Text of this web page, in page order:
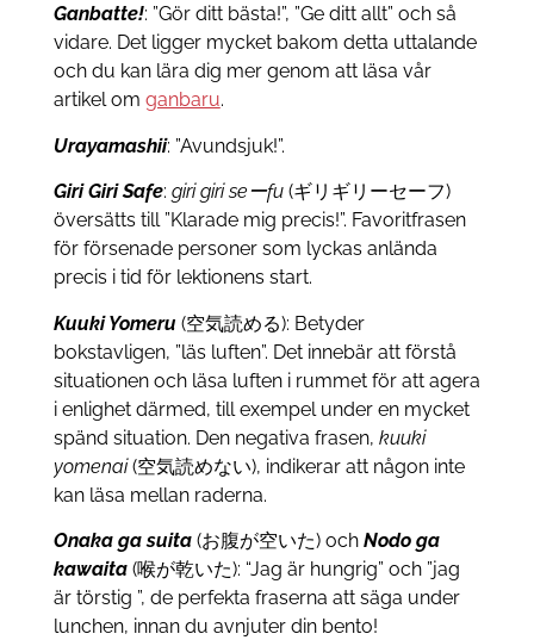
Ganbatte!: ”Gör ditt bästa!”, ”Ge ditt allt” och så
vidare. Det ligger mycket bakom detta uttalande
och du kan lära dig mer genom att läsa vår
artikel om ganbaru.
Urayamashii: ”Avundsjuk!”.
Giri Giri Safe: giri giri seーfu(ギリギリーセーフ)
översätts till ”Klarade mig precis!”. Favoritfrasen
för försenade personer som lyckas anlända
precis i tid för lektionens start.
Kuuki Yomeru (空気読める): Betyder
bokstavligen, ”läs luften”. Det innebär att förstå
situationen och läsa luften i rummet för att agera
i enlighet därmed, till exempel under en mycket
spänd situation. Den negativa frasen, kuuki
yomenai(空気読めない), indikerar att någon inte
kan läsa mellan raderna.
Onaka ga suita(お腹が空いた) och Nodo ga
kawaita(喉が乾いた): “Jag är hungrig” och ”jag
är törstig ”, de perfekta fraserna att säga under
lunchen, innan du avnjuter din bento!